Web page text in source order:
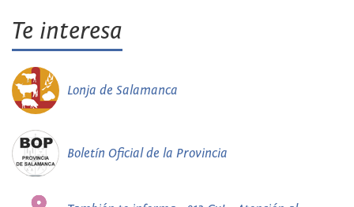
Te interesa
Lonja de Salamanca
Boletín Oficial de la Provincia